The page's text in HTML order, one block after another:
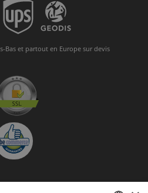
Bas et partout en Europe sur devis